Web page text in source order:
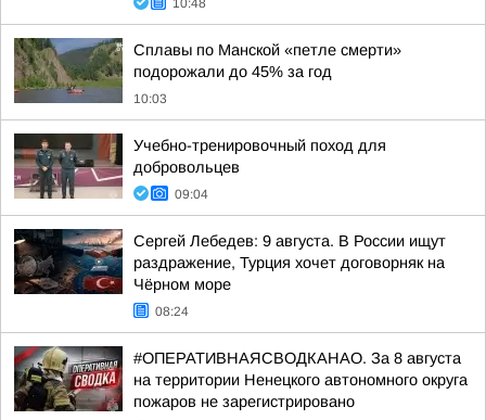
10:48
Сплавы по Манской «петле смерти»
подорожали до 45% за год
10:03
Учебно-тренировочный поход для
добровольцев
09:04
Сергей Лебедев: 9 августа. В России ищут
раздражение, Турция хочет договорняк на
Чёрном море
08:24
#ОПЕРАТИВНАЯСВОДКАНАО. За 8 августа
на территории Ненецкого автономного округа
пожаров не зарегистрировано